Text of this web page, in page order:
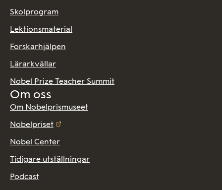
Skolprogram
Lektionsmaterial
Forskarhjälpen
Lärarkvällar
Nobel Prize Teacher Summit
Om oss
Om Nobelprismuseet
Nobelpriset
Nobel Center
Tidigare utställningar
Podcast